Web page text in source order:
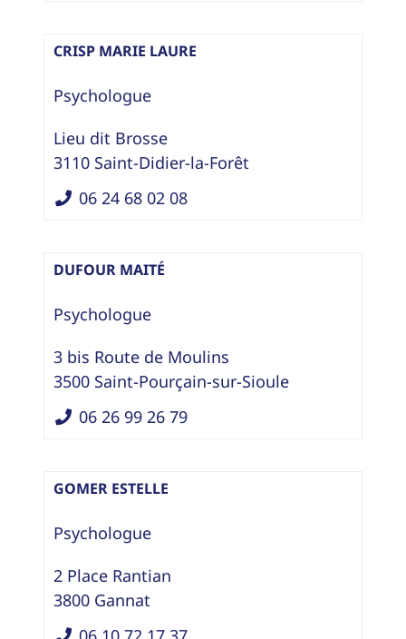
CRISP MARIE LAURE
Psychologue
Lieu dit Brosse
3110 Saint-Didier-la-Forêt
06 24 68 02 08
DUFOUR MAITÉ
Psychologue
3 bis Route de Moulins
3500 Saint-Pourçain-sur-Sioule
06 26 99 26 79
GOMER ESTELLE
Psychologue
2 Place Rantian
3800 Gannat